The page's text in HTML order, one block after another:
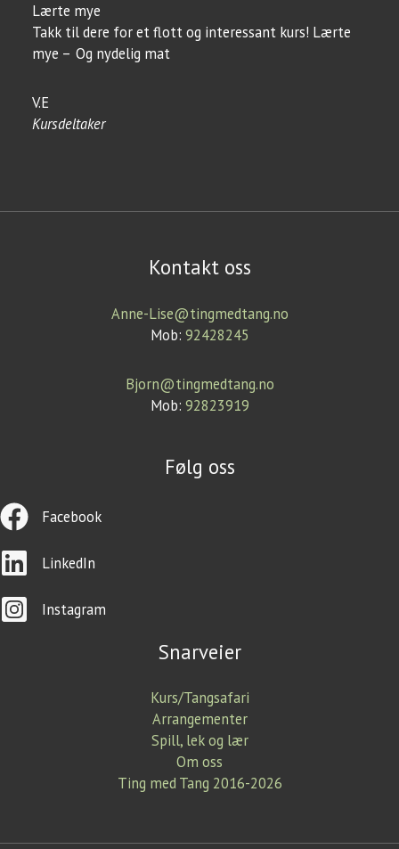
Lærte mye
Takk til dere for et flott og interessant kurs! Lærte
mye – Og nydelig mat
V.E
Kursdeltaker
Kontakt oss
Anne-Lise@tingmedtang.no
Mob: 92428245
Bjorn@tingmedtang.no
Mob: 92823919
Følg oss
Facebook
LinkedIn
Instagram
Snarveier
Kurs/Tangsafari
Arrangementer
Spill, lek og lær
Om oss
Ting med Tang 2016-2026